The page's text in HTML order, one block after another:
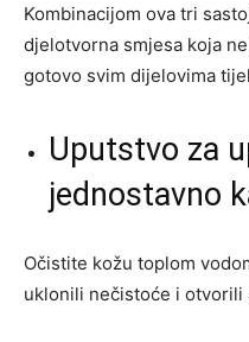
Kombinacijom ova tri
djelotvorna smjesa koja
gotovo svim dijelovima
Uputstvo za
jednostavno
Očistite kožu toplom
uklonili nečistoće i otvorili